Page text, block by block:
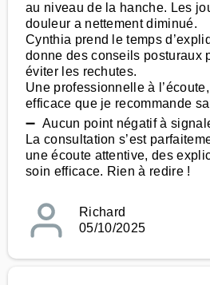
au niveau de la hanche. Les
douleur a nettement diminué.
Cynthia prend le temps
donne des conseils posturaux
éviter les rechutes.
Une professionnelle à
efficace que je recommande
➖ Aucun point négatif à
La consultation s’est
une écoute attentive, des
soin efficace. Rien à redire !
Richard
05/10/2025